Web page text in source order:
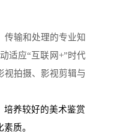
传输和处理的专业知
适应“互联网+”时代
视拍摄、影视剪辑与
养较好的美术鉴赏
质。